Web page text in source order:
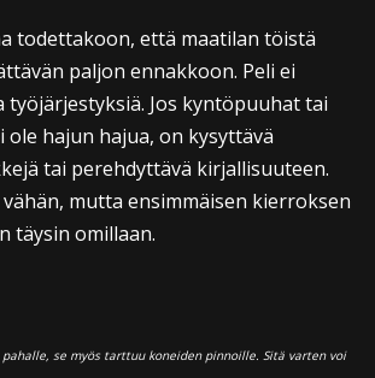
todettakoon, että maatilan töistä
paljon ennakkoon. Peli ei
Jos kyntöpuuhat tai
ole hajun hajua, on kysyttävä
tai perehdyttävä kirjallisuuteen.
mutta ensimmäisen kierroksen
täysin omillaan.
se myös tarttuu koneiden pinnoille. Sitä varten voi